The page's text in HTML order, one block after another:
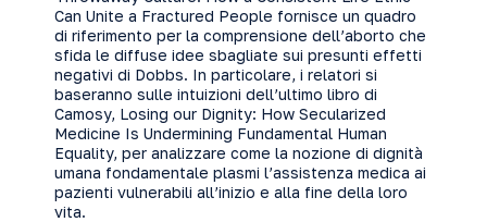
Can Unite a Fractured People fornisce un quadro
di riferimento per la comprensione dell’aborto che
sfida le diffuse idee sbagliate sui presunti effetti
negativi di Dobbs. In particolare, i relatori si
baseranno sulle intuizioni dell’ultimo libro di
Camosy, Losing our Dignity: How Secularized
Medicine Is Undermining Fundamental Human
Equality, per analizzare come la nozione di dignità
umana fondamentale plasmi l’assistenza medica ai
pazienti vulnerabili all’inizio e alla fine della loro
vita.